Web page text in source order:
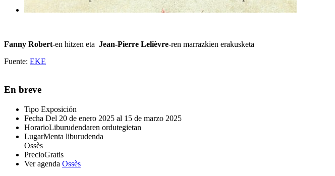
Fanny Robert-en hitzen eta Jean-Pierre Lelièvre-ren marrazkien erakusketa
Fuente: EKE
En breve
Tipo Exposición
Fecha Del 20 de enero 2025 al 15 de marzo 2025
HorarioLiburudendaren ordutegietan
LugarMenta liburudenda
Ossès
PrecioGratis
Ver agenda Ossès